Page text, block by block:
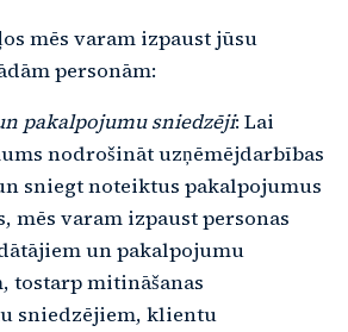
mēs varam izpaust jūsu
personām:
pakalpojumu sniedzēji: Lai
nodrošināt uzņēmējdarbības
sniegt noteiktus pakalpojumus
mēs varam izpaust personas
un pakalpojumu
tostarp mitināšanas
sniedzējiem, klientu